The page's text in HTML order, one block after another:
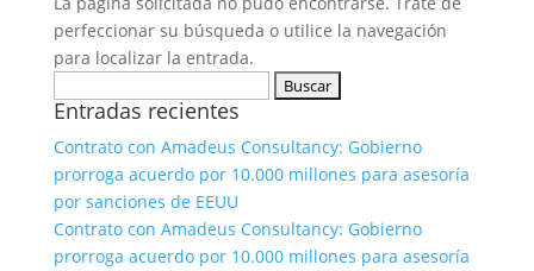
perfeccionar su búsqueda o utilice la navegación
para localizar la entrada.
Entradas recientes
Contrato con Amadeus Consultancy: Gobierno
prorroga acuerdo por 10.000 millones para asesoría
por sanciones de EEUU
Contrato con Amadeus Consultancy: Gobierno
prorroga acuerdo por 10.000 millones para asesoría